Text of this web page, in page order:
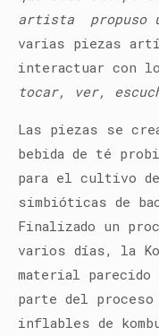
artista propuso
varias piezas
interactuar con
tocar, ver,
Las piezas se
bebida de té
para el cultivo de
simbióticas de
Finalizado un
varios días, la
material
parte del
inflables de